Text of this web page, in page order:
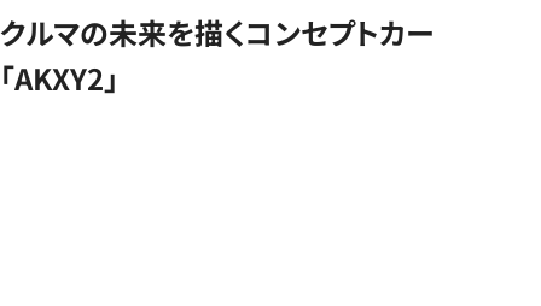
クルマの未来を描くコンセプトカー
「AKXY2」